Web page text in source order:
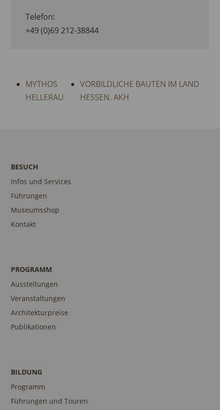
Telefon:
+49 (0)69 212-38844
MYTHOS
HELLERAU
VORBILDLICHE BAUTEN IM LAND
HESSEN. AKH
BESUCH
Infos und Services
Führungen
Museumsshop
Kontakt
PROGRAMM
Ausstellungen
Veranstaltungen
Architekturpreise
Publikationen
BILDUNG
Programm
Führungen und Touren